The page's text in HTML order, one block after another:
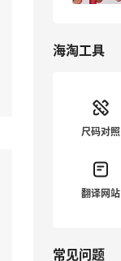
海淘工具
尺码对照
翻译网站
常见问题